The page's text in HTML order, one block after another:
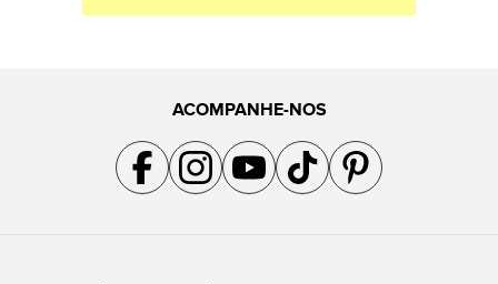
ACOMPANHE-NOS
Acompanhe a gente no Facebook
Acompanhe a gente no Instagram
Acompanhe a gente no YouTube
Acompanhe a gente no TikTok
Acompanhe a gente no